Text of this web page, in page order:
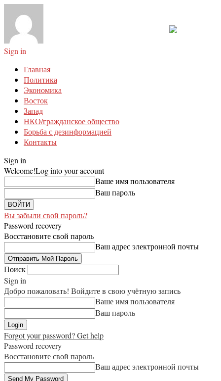
Sign in
Главная
Политика
Экономика
Восток
Запад
НКО/гражданское общество
Борьба с дезинформацией
Контакты
Sign in
Welcome!Log into your account
Ваше имя пользователя
Ваш пароль
Вы забыли свой пароль?
Password recovery
Восстановите свой пароль
Ваш адрес электронной почты
Поиск
Sign in
Добро пожаловать! Войдите в свою учётную запись
Ваше имя пользователя
Ваш пароль
Forgot your password? Get help
Password recovery
Восстановите свой пароль
Ваш адрес электронной почты